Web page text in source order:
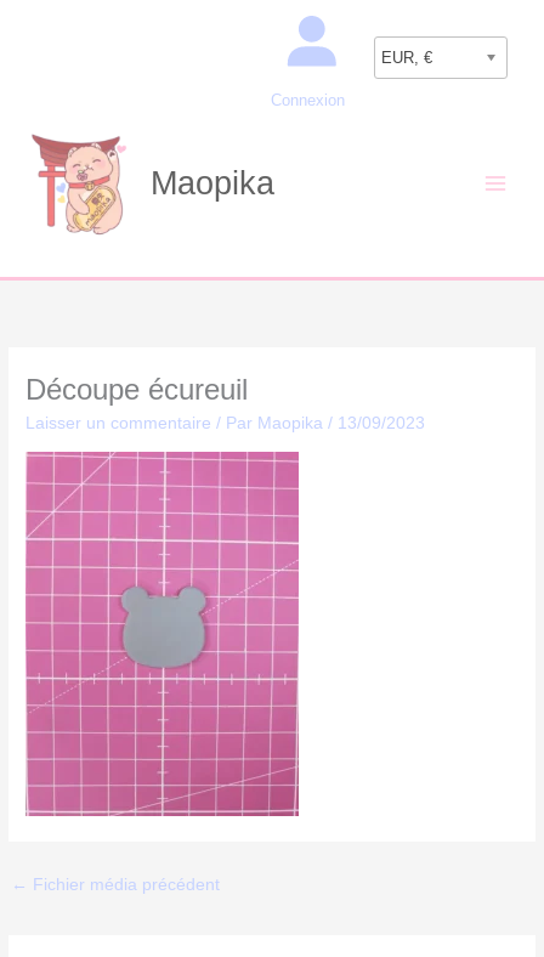
Connexion
EUR, €
Maopika
Découpe écureuil
Laisser un commentaire / Par Maopika/ 13/09/2023
← Fichier média précédent
Recherche